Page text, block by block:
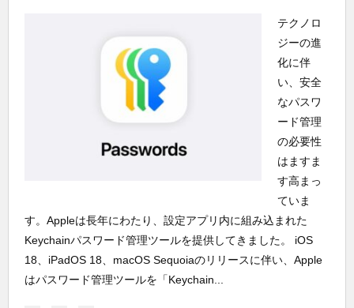
テクノロ
ジーの進
化に伴
い、安全
なパスワ
ード管理
の必要性
はますま
す高まっ
ていま
す。Appleは長年にわたり、設定アプリ内に組み込まれた
Keychainパスワード管理ツールを提供してきました。 iOS
18、iPadOS 18、macOS Sequoiaのリリースに伴い、Apple
はパスワード管理ツールを「Keychain...